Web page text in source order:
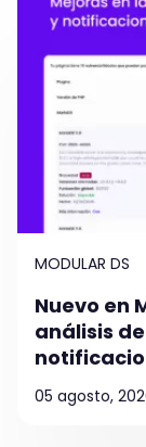
MODULAR DS
Nuevo en
análisis
05 agosto,